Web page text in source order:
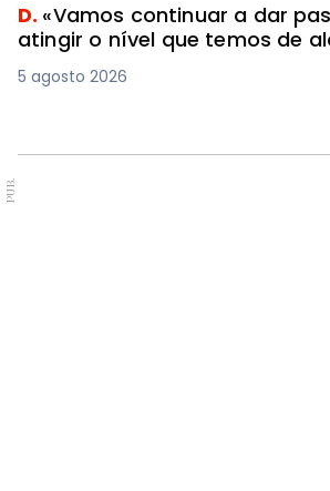
D. «Vamos continuar a dar
atingir o nível que temos de
5 agosto 2026
PUB.